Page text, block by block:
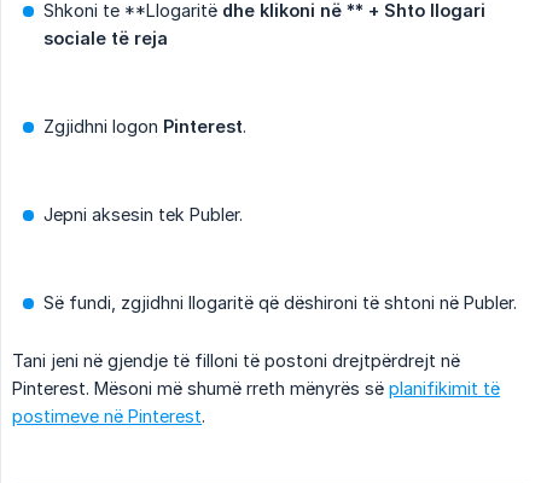
Shkoni te **Llogaritë dhe klikoni në ** + Shto llogari
sociale të reja
Zgjidhni logon Pinterest.
Jepni aksesin tek Publer.
Së fundi, zgjidhni llogaritë që dëshironi të shtoni në Publer.
Tani jeni në gjendje të filloni të postoni drejtpërdrejt në
Pinterest. Mësoni më shumë rreth mënyrës së planifikimit të
postimeve në Pinterest.